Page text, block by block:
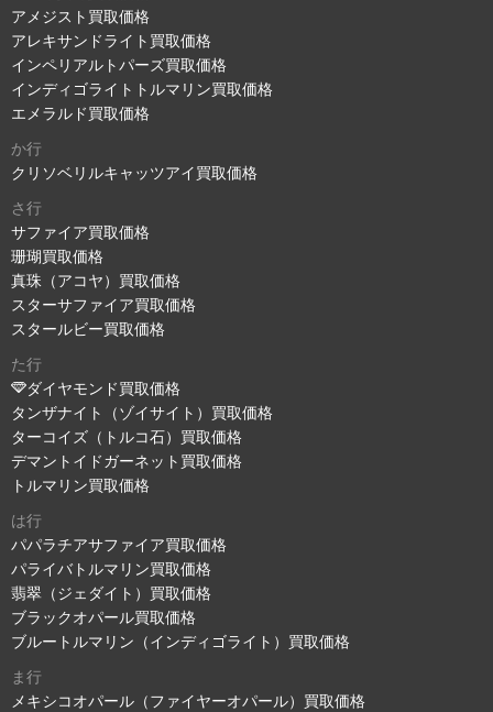
アメジスト買取価格
アレキサンドライト買取価格
インペリアルトパーズ買取価格
インディゴライトトルマリン買取価格
エメラルド買取価格
か行
クリソベリルキャッツアイ買取価格
さ行
サファイア買取価格
珊瑚買取価格
真珠（アコヤ）買取価格
スターサファイア買取価格
スタールビー買取価格
た行
ダイヤモンド買取価格
タンザナイト（ゾイサイト）買取価格
ターコイズ（トルコ石）買取価格
デマントイドガーネット買取価格
トルマリン買取価格
は行
パパラチアサファイア買取価格
パライバトルマリン買取価格
翡翠（ジェダイト）買取価格
ブラックオパール買取価格
ブルートルマリン（インディゴライト）買取価格
ま行
メキシコオパール（ファイヤーオパール）買取価格